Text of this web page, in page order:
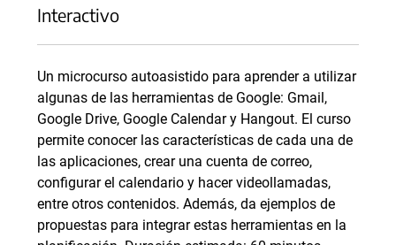
Interactivo
Un microcurso autoasistido para aprender a utilizar
algunas de las herramientas de Google: Gmail,
Google Drive, Google Calendar y Hangout. El curso
permite conocer las características de cada una de
las aplicaciones, crear una cuenta de correo,
configurar el calendario y hacer videollamadas,
entre otros contenidos. Además, da ejemplos de
propuestas para integrar estas herramientas en la